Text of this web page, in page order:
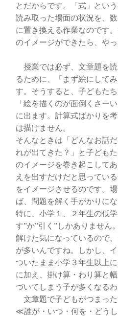
とだからです。「式」とい
読み取った場面の状況を、
に置き換える作業なのです
のイメージができたら、や
授業では必ず、文章題を
るために、「まず絵にして
す。そうすると、子どもた
「絵を描くのが面倒くさー
に出ます。計算式ばかりを
は描けません。
そんなときは「どんなお話
れが出てきた？」と子ども
のイメージを巻き起こして
えを出すだけだと思ってい
をイメージさせるのです。
ば、問題を解く手がかりにな
特に、小学１、２年生の低
す”か”引く”しかありません
解けた気になっているので
が多いんですね。しかし、
ついたまま小学３年生以上
に加え、掛け算・わり算と
づいてしまう子が多くなるわ
文章題で子どもがつまっ
≪誰が・いつ・何を・どう